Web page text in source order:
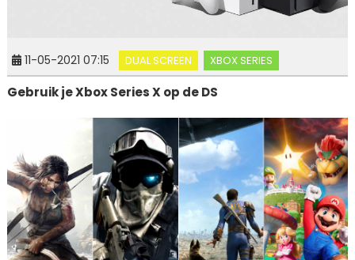
11-05-2021 07:15 DUAL SCREEN XBOX SERIES
Gebruik je Xbox Series X op de DS